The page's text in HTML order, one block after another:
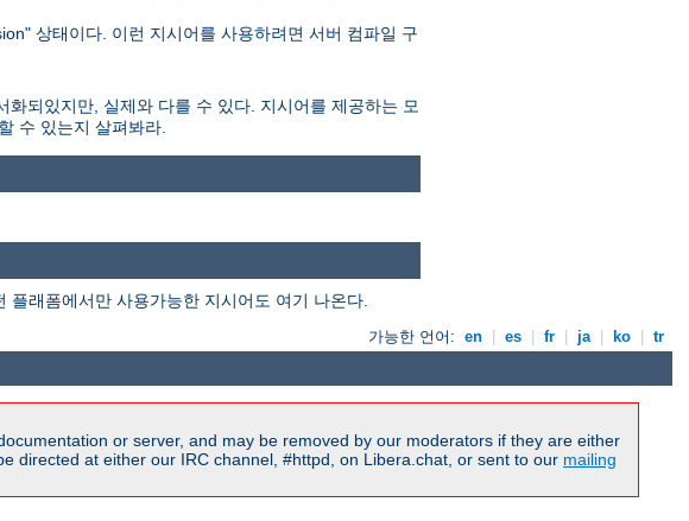
상태이다. 이런 지시어를 사용하려면 서버 컴파일 구
되있지만, 실제와 다를 수 있다. 지시어를 제공하는 모
수 있는지 살펴봐라.
래폼에서만 사용가능한 지시어도 여기 나온다.
가능한 언어: en es fr ja ko tr
or server, and may be removed by our moderators if they are either
directed at either our IRC channel, #httpd, on Libera.chat, or sent to our mailing